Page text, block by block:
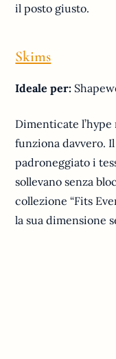
il posto giusto.
Skims
Ideale per:
Dimenticate
funziona davvero.
padroneggiato i
sollevano senza
collezione “Fits
la sua dimensione